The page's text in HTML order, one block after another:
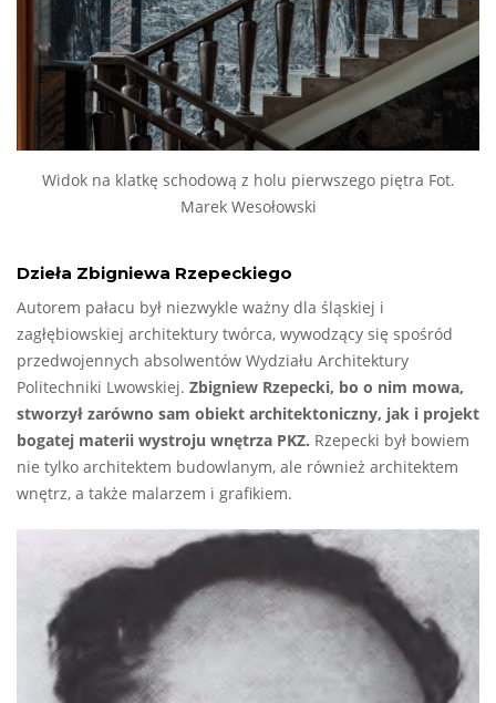
Widok na klatkę schodową z holu pierwszego piętra Fot.
Marek Wesołowski
Dzieła Zbigniewa Rzepeckiego
Autorem pałacu był niezwykle ważny dla śląskiej i
zagłębiowskiej architektury twórca, wywodzący się spośród
przedwojennych absolwentów Wydziału Architektury
Politechniki Lwowskiej. Zbigniew Rzepecki, bo o nim mowa,
stworzył zarówno sam obiekt architektoniczny, jak i projekt
bogatej materii wystroju wnętrza PKZ. Rzepecki był bowiem
nie tylko architektem budowlanym, ale również architektem
wnętrz, a także malarzem i grafikiem.